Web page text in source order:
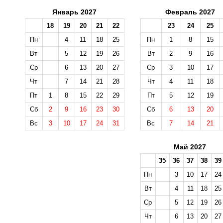
Январь 2027
18 19 20 21
22
Пн
4 11 18
25
Вт
5 12 19
26
Ср
6 13 20
27
Чт
7 14 21
28
Пт
1 8 15 22
29
Сб
2 9 16 23
30
Вс
3 10 17 24 31
Февраль 2027
23 24
25
Пн
1 8
15
Вт
2 9
16
Ср
3 10
17
Чт
4 11
18
Пт
5 12
19
Сб
6 13
20
Вс
7 14 21
Май 2027
35 36 37 38
39
Пн
3 10 17
24
Вт
4 11 18
25
Ср
5 12 19
26
Чт
6 13 20 27